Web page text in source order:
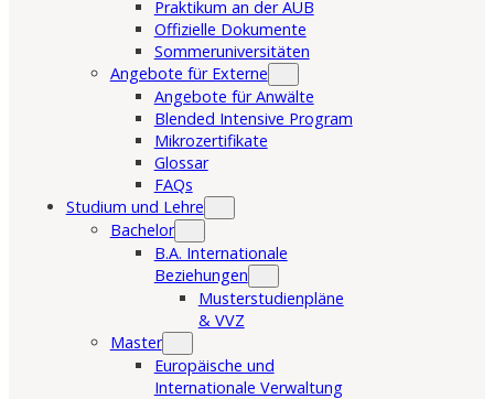
Praktikum an der AUB
Offizielle Dokumente
Sommeruniversitäten
Angebote für Externe
Angebote für Anwälte
Blended Intensive Program
Mikrozertifikate
Glossar
FAQs
Studium und Lehre
Bachelor
B.A. Internationale
Beziehungen
Musterstudienpläne
& VVZ
Master
Europäische und
Internationale Verwaltung